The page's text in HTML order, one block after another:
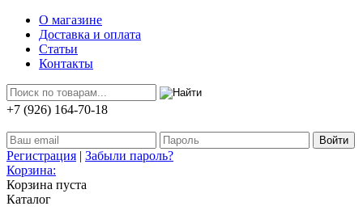
О магазине
Доставка и оплата
Статьи
Контакты
+7 (926) 164-70-18
Регистрация | Забыли пароль?
Корзина:
Корзина пуста
Каталог